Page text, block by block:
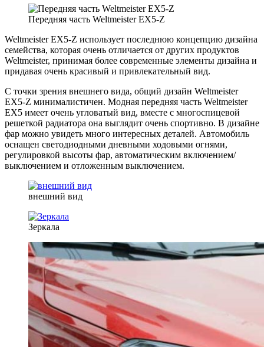
Передняя часть Weltmeister EX5-Z
Weltmeister EX5-Z использует последнюю концепцию дизайна
семейства, которая очень отличается от других продуктов
Weltmeister, принимая более современные элементы дизайна и
придавая очень красивый и привлекательный вид.
С точки зрения внешнего вида, общий дизайн Weltmeister
EX5-Z минималистичен. Модная передняя часть Weltmeister
EX5 имеет очень угловатый вид, вместе с многоспицевой
решеткой радиатора она выглядит очень спортивно. В дизайне
фар можно увидеть много интересных деталей. Автомобиль
оснащен светодиодными дневными ходовыми огнями,
регулировкой высоты фар, автоматическим включением/
выключением и отложенным выключением.
внешний вид
Зеркала